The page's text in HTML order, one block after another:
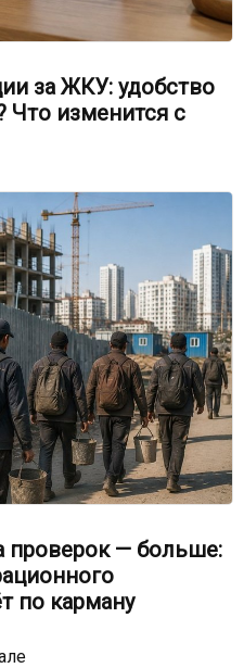
за ЖКУ: удобство
изменится с
проверок — больше:
по карману